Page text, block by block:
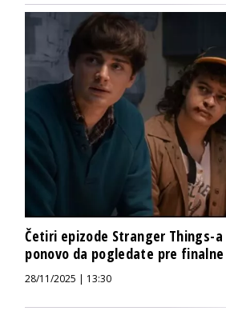
Četiri epizode Stranger Things-
ponovo da pogledate pre
28/11/2025 | 13:30